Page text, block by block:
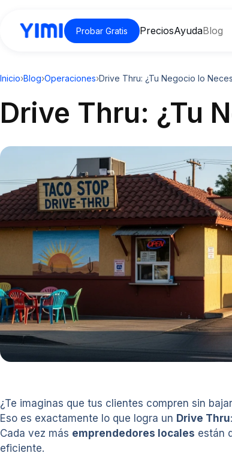
Probar Gratis PreciosAyudaBlog
Inicio›Blog›Operaciones›Drive Thru: ¿Tu Negocio lo
Drive Thru: ¿Tu
¿Te imaginas que tus clientes compren sin
Eso es exactamente lo que logra un Drive Thru
Cada vez más emprendedores locales están
eficiente.